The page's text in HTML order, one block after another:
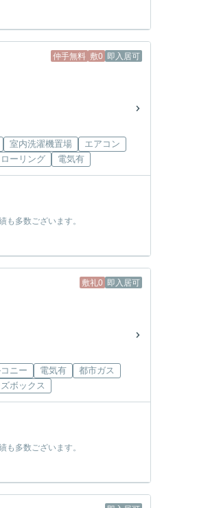
仲手無料 敷0 即入居可
室内洗濯機置場
エアコン
ーリング 電気有
も多数ございます。
敷礼0 即入居可
ニー 電気有
都市ガス
ボックス
も多数ございます。